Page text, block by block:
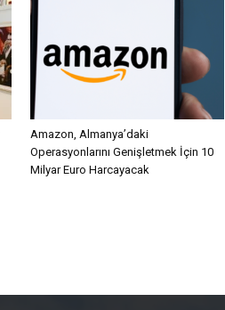
Amazon, Almanya’daki
Operasyonlarını Genişletmek İçin 10
Milyar Euro Harcayacak